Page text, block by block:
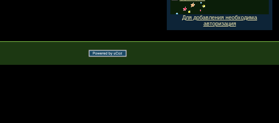
Для добавления необходима
авторизация